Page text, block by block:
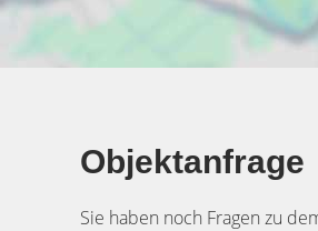
Objektanfrage
Sie haben noch Fragen zu